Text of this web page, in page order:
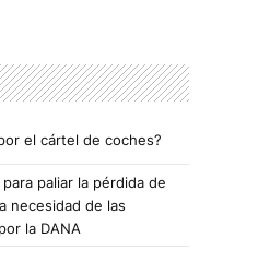
el cártel de coches?
paliar la pérdida de
necesidad de las
la DANA